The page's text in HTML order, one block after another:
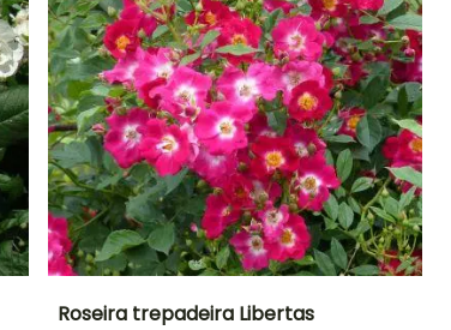
Roseira trepadeira Libertas